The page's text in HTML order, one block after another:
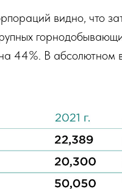
видно, что
44%. В абсолютном